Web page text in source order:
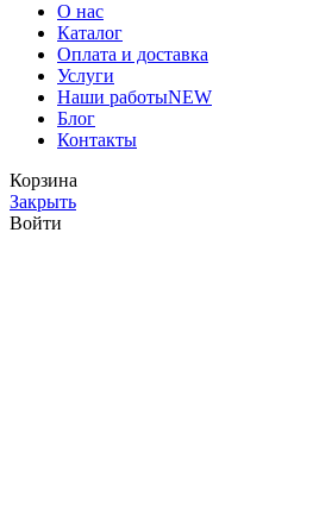
О нас
Каталог
Оплата и доставка
Услуги
Наши работыNEW
Блог
Контакты
Корзина
Закрыть
Войти